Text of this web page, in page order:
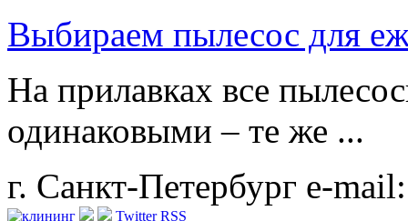
Выбираем пылесос для
На прилавках все
одинаковыми – те же ...
г. Санкт-Петербург e-
Twitter RSS